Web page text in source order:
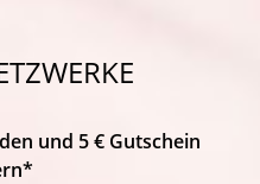
und 5 € Gutschein